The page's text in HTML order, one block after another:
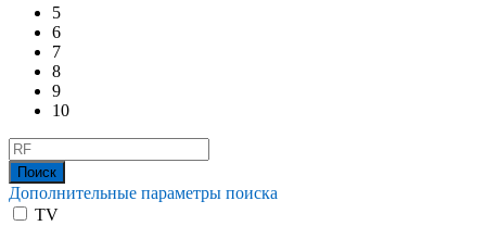
5
6
7
8
9
10
Дополнительные параметры поиска
TV